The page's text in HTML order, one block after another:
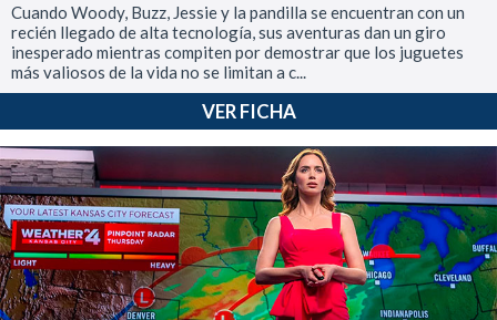
Cuando Woody, Buzz, Jessie y la pandilla se encuentran con un
recién llegado de alta tecnología, sus aventuras dan un giro
inesperado mientras compiten por demostrar que los juguetes
más valiosos de la vida no se limitan a c...
VER FICHA